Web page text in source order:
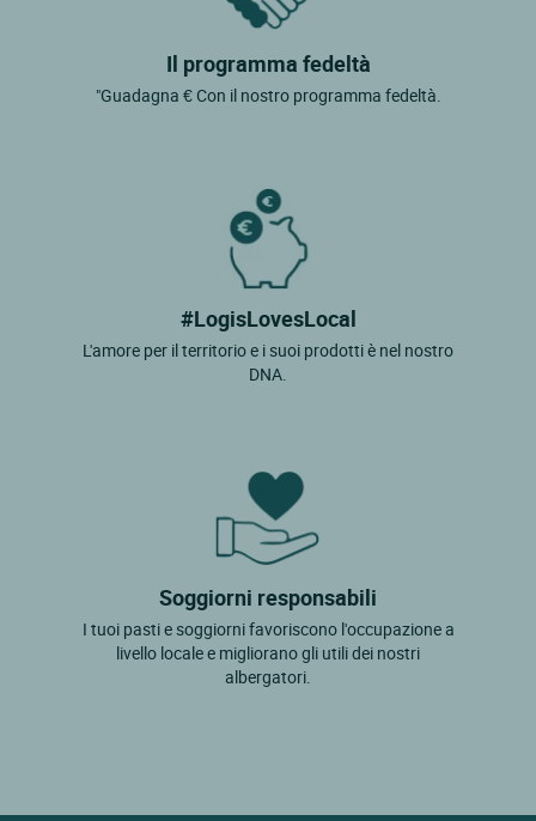
Il programma fedeltà
"Guadagna € Con il nostro programma fedeltà.
#LogisLovesLocal
L'amore per il territorio e i suoi prodotti è nel nostro
DNA.
Soggiorni responsabili
I tuoi pasti e soggiorni favoriscono l'occupazione a
livello locale e migliorano gli utili dei nostri
albergatori.